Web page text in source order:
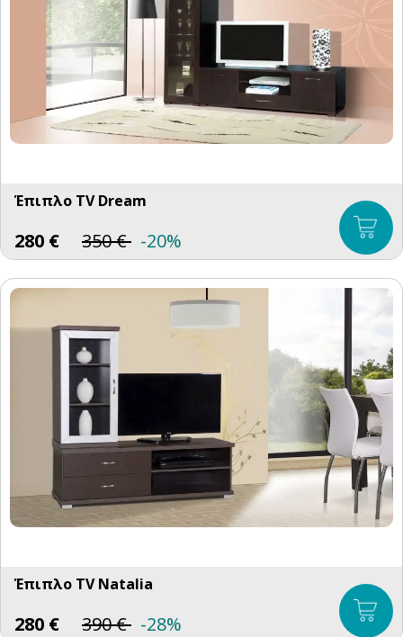
Έπιπλο TV Dream
280 € 350€ -20%
Έπιπλο TV Natalia
280 € 390€ -28%